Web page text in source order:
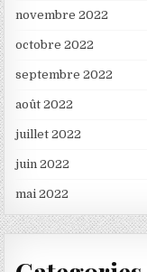
novembre 2022
octobre 2022
septembre 2022
août 2022
juillet 2022
juin 2022
mai 2022